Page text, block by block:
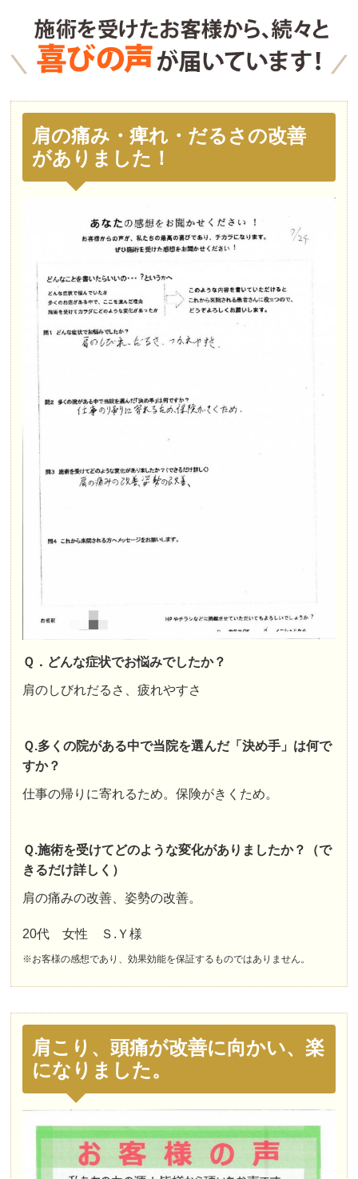
肩の痛み・痺れ・だるさの改善
がありました！
Ｑ．どんな症状でお悩みでしたか？
肩のしびれだるさ、疲れやすさ
Ｑ.多くの院がある中で当院を選んだ「決め手」は何で
すか？
仕事の帰りに寄れるため。保険がきくため。
Ｑ.施術を受けてどのような変化がありましたか？（で
きるだけ詳しく）
肩の痛みの改善、姿勢の改善。
20代 女性 Ｓ.Ｙ様
※お客様の感想であり、効果効能を保証するものではありません。
肩こり、頭痛が改善に向かい、楽
になりました。